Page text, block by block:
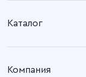
+7 (4932) 58-14-67
Время работы:
Пн. – Пт: 8.30 –
Каталог
Компания